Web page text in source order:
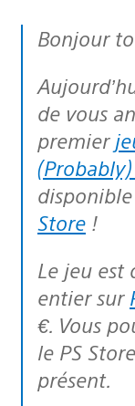
Bonjour
Aujourd’hui, nous sommes très fiers
de vous
premier
Store !
Le jeu est disponible dans le monde
entier sur
€. Vous
le PS
présent.